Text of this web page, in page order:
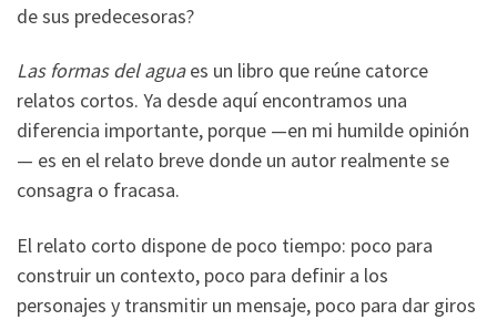
de sus predecesoras?
Las formas del aguaes un libro que reúne catorce
relatos cortos. Ya desde aquí encontramos una
diferencia importante, porque —en mi humilde opinión
— es en el relato breve donde un autor realmente se
consagra o fracasa.
El relato corto dispone de poco tiempo: poco para
construir un contexto, poco para definir a los
personajes y transmitir un mensaje, poco para dar giros